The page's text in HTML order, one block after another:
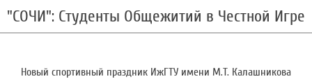
"СОЧИ": Студенты Общежитий в Честной Игре
Новый спортивный праздник ИжГТУ имени М.Т. Калашникова